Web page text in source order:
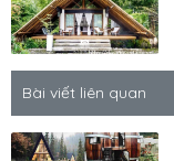
Bài viết liên quan